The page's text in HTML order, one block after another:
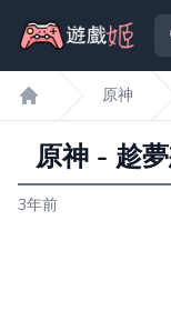
遊戲姬首頁
原神
原神 - 趁
3年前